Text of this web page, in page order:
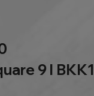
9 l BKK1